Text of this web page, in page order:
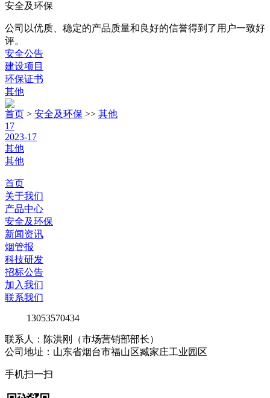
安全及环保
公司以优质、稳定的产品质量和良好的信誉得到了用户一致好
评。
安全公告
建设项目
环保证书
其他
首页 > 安全及环保 >> 其他
17
2023-17
其他
其他
首页
关于我们
产品中心
安全及环保
新闻资讯
烟管报
科技研发
招标公告
加入我们
联系我们
13053570434
联系人：陈洪刚（市场营销部部长）
公司地址：山东省烟台市福山区臧家庄工业园区
手机扫一扫